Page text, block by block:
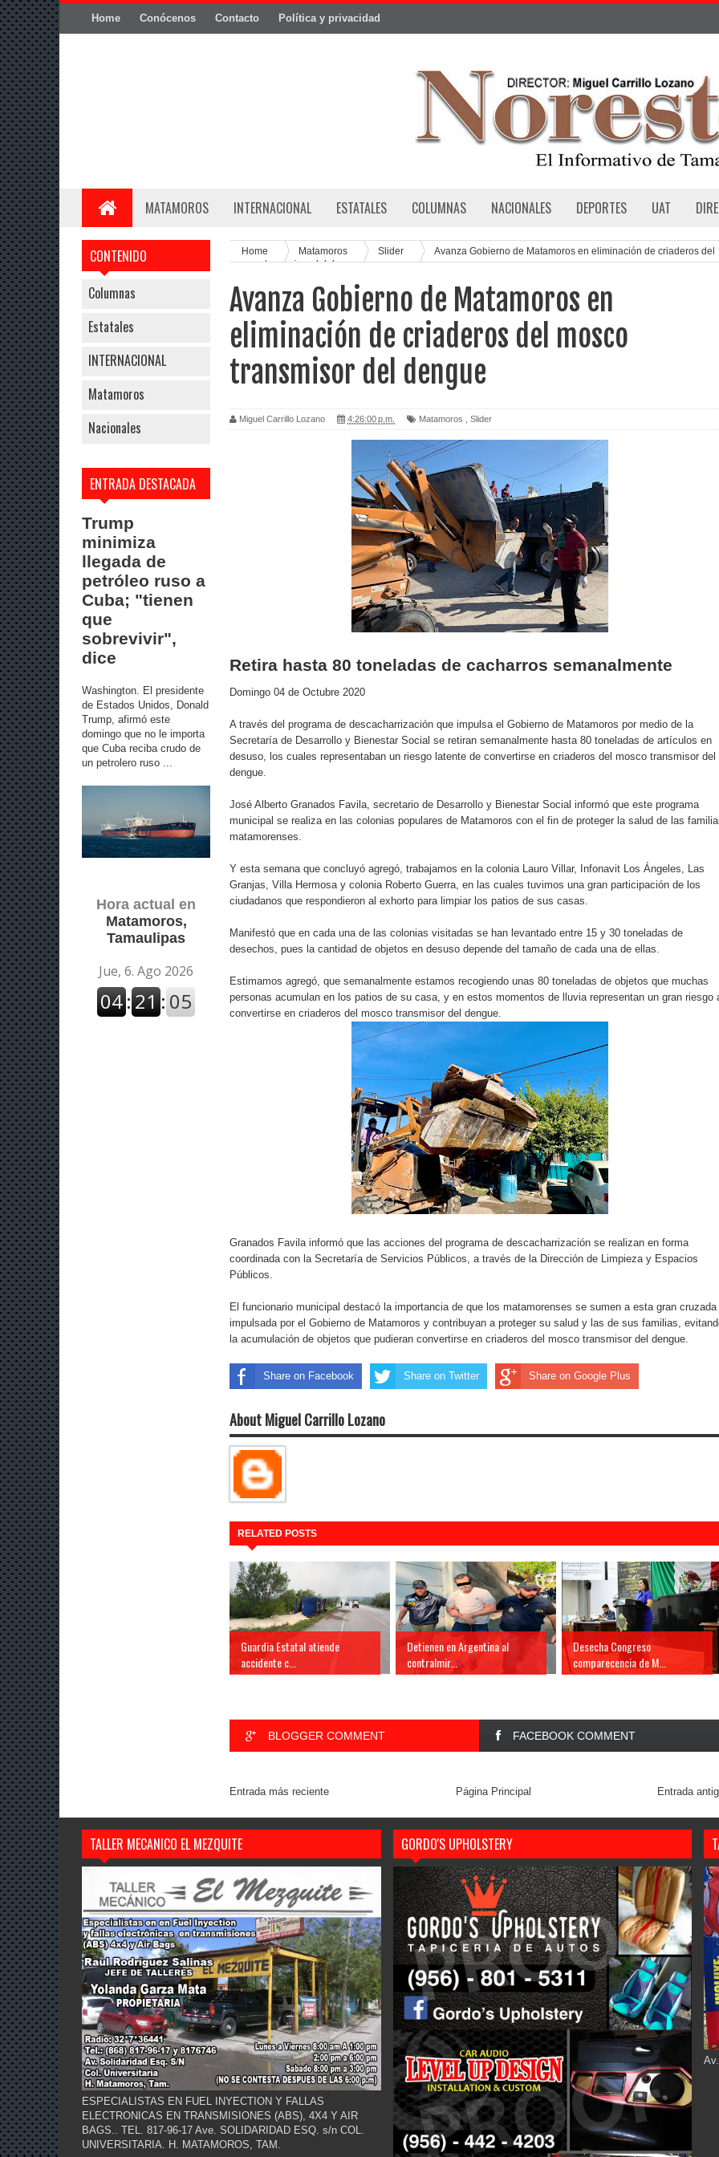
Home Conócenos Contacto Política y privacidad
MATAMOROS INTERNACIONAL ESTATALES COLUMNAS NACIONALES DEPORTES UAT
CONTENIDO
Columnas
Estatales
INTERNACIONAL
Matamoros
Nacionales
ENTRADA DESTACADA
Trump
minimiza
llegada de
petróleo ruso a
Cuba; "tienen
que
sobrevivir",
dice
Washington. El presidente
de Estados Unidos, Donald
Trump, afirmó este
domingo que no le importa
que Cuba reciba crudo de
un petrolero ruso ...
Hora actual en
Matamoros,
Tamaulipas
Home Matamoros Slider
Avanza Gobierno de Matamoros en eliminación de criaderos del
mosco transmisor del dengue
Avanza Gobierno de Matamoros en
eliminación de criaderos del mosco
transmisor del dengue
Miguel Carrillo Lozano 4:26:00 p.m. Matamoros Slider
Retira hasta 80 toneladas de cacharros semanalmente
Domingo 04 de Octubre 2020
A través del programa de descacharrización que impulsa el Gobierno de Matamoros por medio de la
Secretaría de Desarrollo y Bienestar Social se retiran semanalmente hasta 80 toneladas de artículos en
desuso, los cuales representaban un riesgo latente de convertirse en criaderos del mosco transmisor del
dengue.
José Alberto Granados Favila, secretario de Desarrollo y Bienestar Social informó que este programa
municipal se realiza en las colonias populares de Matamoros con el fin de proteger la salud de las
matamorenses.
Y esta semana que concluyó agregó, trabajamos en la colonia Lauro Villar, Infonavit Los Ángeles, Las
Granjas, Villa Hermosa y colonia Roberto Guerra, en las cuales tuvimos una gran participación de los
ciudadanos que respondieron al exhorto para limpiar los patios de sus casas.
Manifestó que en cada una de las colonias visitadas se han levantado entre 15 y 30 toneladas de
desechos, pues la cantidad de objetos en desuso depende del tamaño de cada una de ellas.
Estimamos agregó, que semanalmente estamos recogiendo unas 80 toneladas de objetos que muchas
personas acumulan en los patios de su casa, y en estos momentos de lluvia representan un gran riesgo
convertirse en criaderos del mosco transmisor del dengue.
Granados Favila informó que las acciones del programa de descacharrización se realizan en forma
coordinada con la Secretaría de Servicios Públicos, a través de la Dirección de Limpieza y Espacios
Públicos.
El funcionario municipal destacó la importancia de que los matamorenses se sumen a esta gran cruzada
impulsada por el Gobierno de Matamoros y contribuyan a proteger su salud y las de sus familias,
la acumulación de objetos que pudieran convertirse en criaderos del mosco transmisor del dengue.
Share on Facebook Share on Twitter Share on Google Plus
About Miguel Carrillo Lozano
RELATED POSTS
Guardia Estatal atiende
accidente c...
Detienen en Argentina al
contralmir...
Desecha Congreso
comparecencia de M...
BLOGGER COMMENT FACEBOOK COMMENT
Entrada más reciente Entrada
Página Principal
TALLER MECANICO EL MEZQUITE
ESPECIALISTAS EN FUEL INYECTION Y FALLAS
ELECTRONICAS EN TRANSMISIONES (ABS), 4X4 Y AIR
BAGS.. TEL. 817-96-17 Ave. SOLIDARIDAD ESQ. s/n COL.
UNIVERSITARIA. H. MATAMOROS, TAM.
GORDO'S UPHOLSTERY